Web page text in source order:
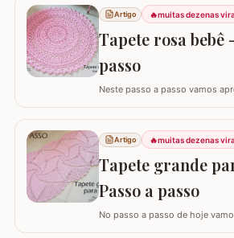
tapete completo. ATENÇÃO:
videoaulas, sujeito a processo
nº 9.610. Você pode utilizar o…
Artigo 🔥muitas dezenas
Tapete rosa bebê
passo
Neste passo a passo vamos
croche.com.br - É o TAPETE
confeccionado com o fio
S/A. Como disse antes, esta é
para o blog croche.com.br e não
Artigo 🔥muitas dezenas
Tapete grande
Passo a passo
No passo a passo de hoje